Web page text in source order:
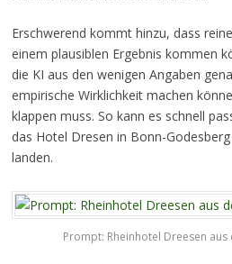
Erschwerend kommt hinzu, dass
einem plausiblen Ergebnis kommen
die KI aus den wenigen Angaben
empirische Wirklichkeit machen
klappen muss. So kann es schnell
das Hotel Dresen in Bonn-
landen.
Prompt: Rheinhotel Dreesen